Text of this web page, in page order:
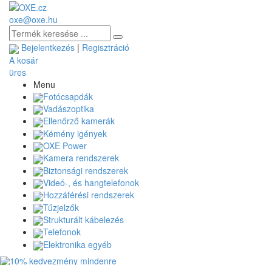
oxe@oxe.hu
Bejelentkezés | Regisztráció
A kosár
üres
Menu
Fotócsapdák
Vadászoptika
Ellenőrző kamerák
Kémény igények
OXE Power
Kamera rendszerek
Biztonsági rendszerek
Videó-, és hangtelefonok
Hozzáférési rendszerek
Tűzjelzők
Strukturált kábelezés
Telefonok
Elektronika egyéb